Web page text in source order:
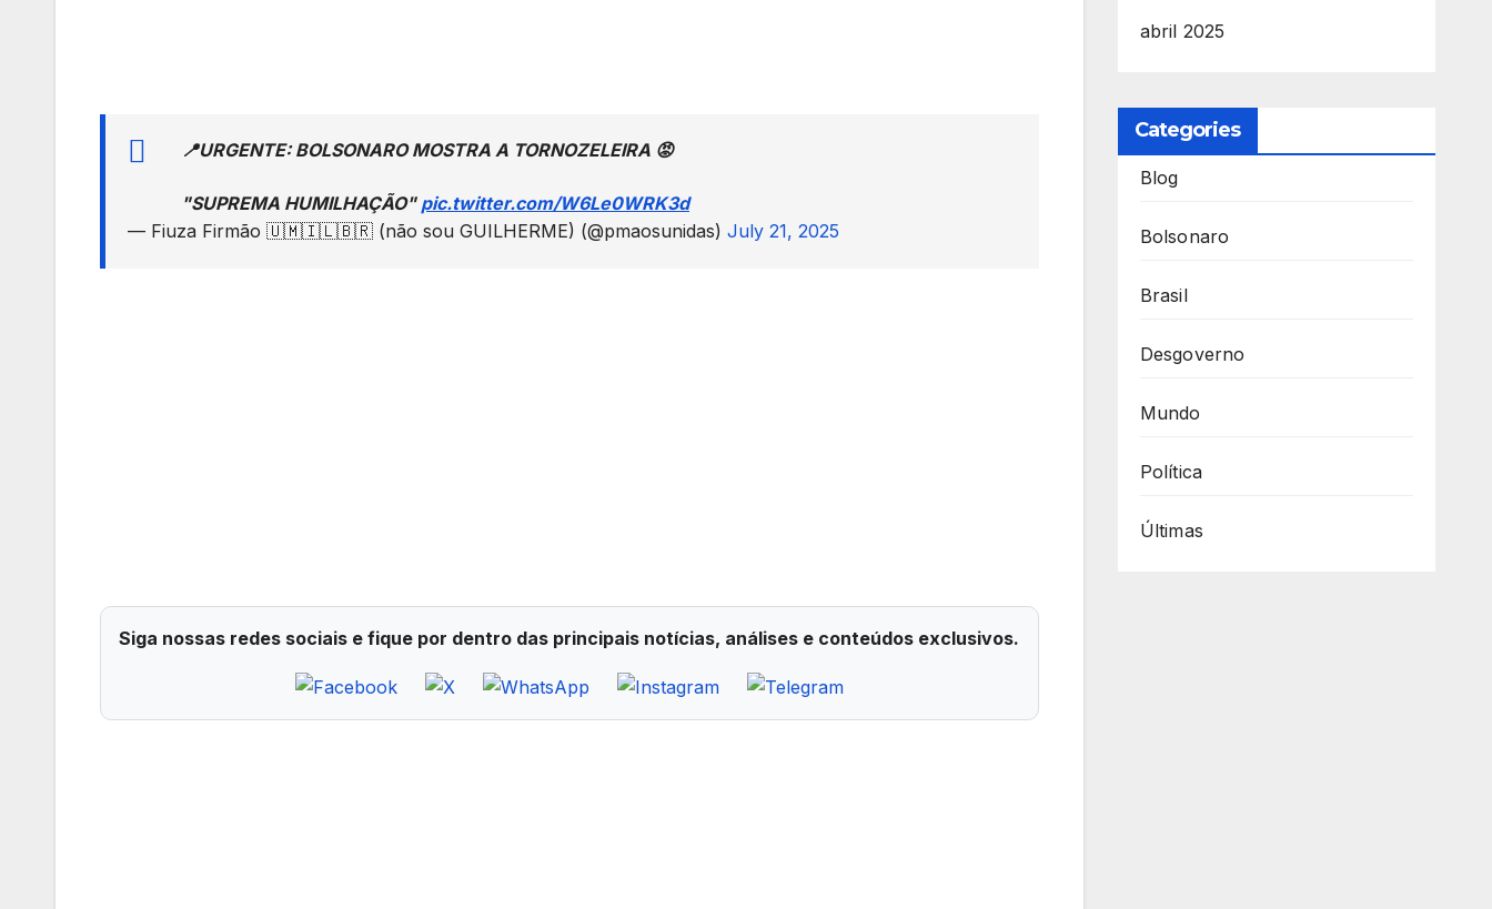
📍URGENTE: BOLSONARO MOSTRA A TORNOZELEIRA 😡
"SUPREMA HUMILHAÇÃO" pic.twitter.com/W6Le0WRK3d
— Fiuza Firmão 🇺🇲🇮🇱🇧🇷 (não sou GUILHERME) (@pmaosunidas) July 21, 2025
Siga nossas redes sociais e fique por dentro das principais notícias, análises e conteúdos exclusivos.
abril 2025
Categories
Blog
Bolsonaro
Brasil
Desgoverno
Mundo
Política
Últimas